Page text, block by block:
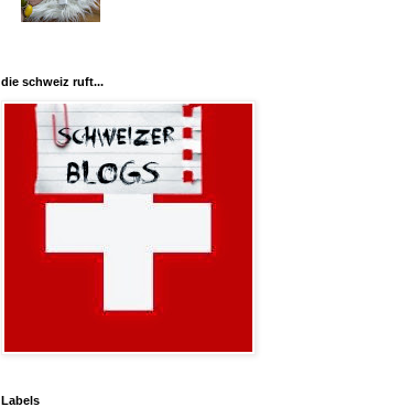
die schweiz ruft...
Labels